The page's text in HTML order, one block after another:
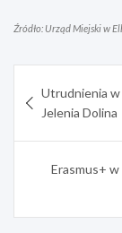
Źródło: Urząd Miejski w
wpisu
Utrudnienia w
Jelenia Dolina
Erasmus+